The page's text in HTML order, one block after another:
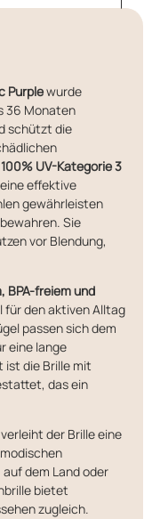
Purplewurde
36 Monaten
schützt die
100% UV-Kategorie 3
effektive
gewährleisten
Sie
vor Blendung,
BPA-freiem und
für den aktiven Alltag
passen sich dem
eine lange
ist die Brille mit
das ein
der Brille eine
dem Land oder
bietet
zugleich.